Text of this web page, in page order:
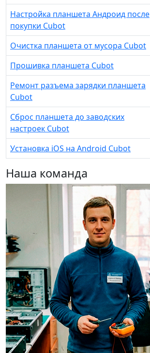
Настройка планшета Андроид после
покупки Cubot
Очистка планшета от мусора Cubot
Прошивка планшета Cubot
Ремонт разъема зарядки планшета
Cubot
Сброс планшета до заводских
настроек Cubot
Установка iOS на Android Cubot
Наша команда